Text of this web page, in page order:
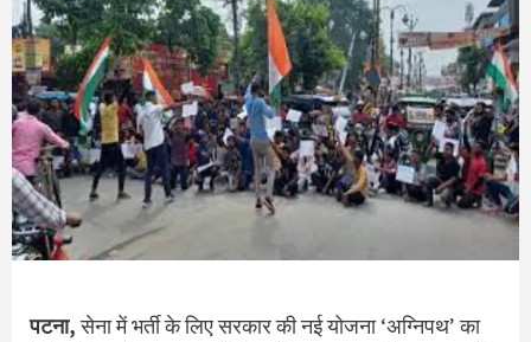
पटना,सेना में भर्ती के‍ लिए सरकार की नई योजना ‘अग्निपथ’ का